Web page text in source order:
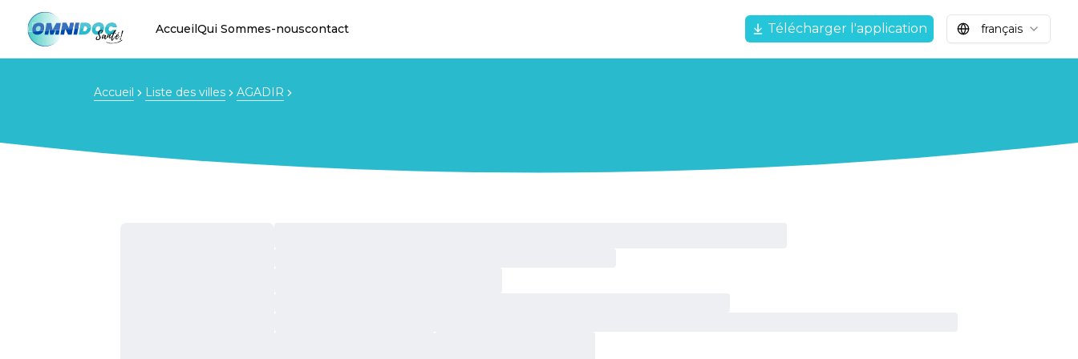
AccueilQui Sommes-nouscontact Télécharger l'application français
Accueil Liste des villes AGADIR